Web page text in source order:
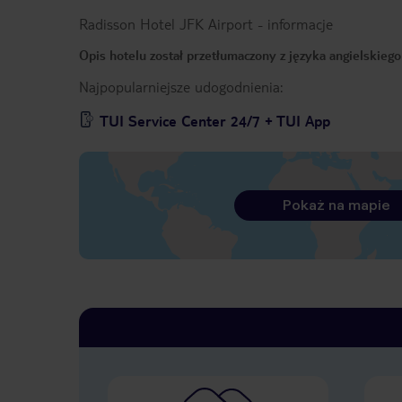
Radisson Hotel JFK Airport - informacje
Opis hotelu został przetłumaczony z języka
Najpopularniejsze udogodnienia:
TUI Service Center 24/7 + TUI App
Pokaż na mapie